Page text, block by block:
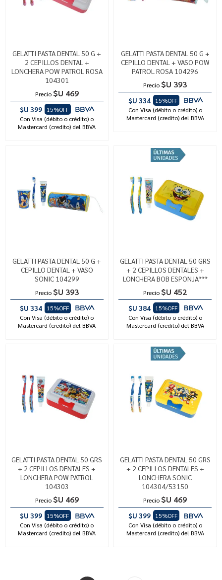
GELATTI PASTA DENTAL 50 G +
2 CEPILLOS DENTAL +
LONCHERA POW PATROL ROSA
104301
Precio $U 469
$U 399
15%OFF
Con Visa (débito o crédito) o
Mastercard (credito) del BBVA
GELATTI PASTA DENTAL 50 G +
CEPILLO DENTAL + VASO POW
PATROL ROSA 104296
Precio $U 393
$U 334
15%OFF
Con Visa (débito o crédito) o
Mastercard (credito) del BBVA
GELATTI PASTA DENTAL 50 G +
CEPILLO DENTAL + VASO
SONIC 104299
Precio $U 393
$U 334
15%OFF
Con Visa (débito o crédito) o
Mastercard (credito) del BBVA
GELATTI PASTA DENTAL 50 GRS
+ 2 CEPILLOS DENTALES +
LONCHERA BOB ESPONJA***
Precio $U 452
$U 384
15%OFF
Con Visa (débito o crédito) o
Mastercard (credito) del BBVA
GELATTI PASTA DENTAL 50 GRS
+ 2 CEPILLOS DENTALES +
LONCHERA POW PATROL
104303
Precio $U 469
$U 399
15%OFF
Con Visa (débito o crédito) o
Mastercard (credito) del BBVA
GELATTI PASTA DENTAL 50 GRS
+ 2 CEPILLOS DENTALES +
LONCHERA SONIC
104304/53150
Precio $U 469
$U 399
15%OFF
Con Visa (débito o crédito) o
Mastercard (credito) del BBVA